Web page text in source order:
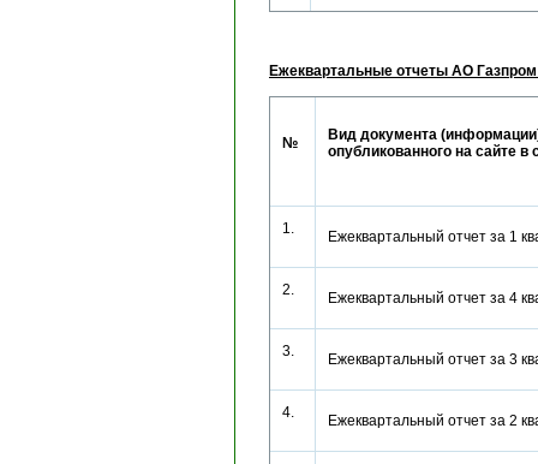
Ежеквартальные отчеты АО
№
Вид документа
опубликованного на сайте в
1. Ежеквартальный отчет за 1
2. Ежеквартальный отчет за 4
3. Ежеквартальный отчет за 3
4. Ежеквартальный отчет за 2